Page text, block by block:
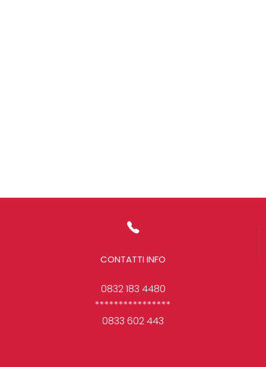
CONTATTI INFO
0832 183 4480
****************
0833 602 443